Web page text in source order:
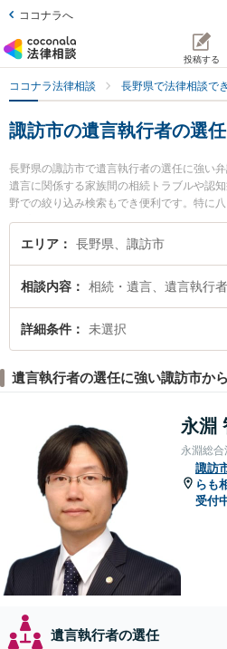
ココナラへ
投稿する
ココナラ法律相談 長野県で法律相談で
諏訪市の遺言執行者の選
長野県の諏訪市で遺言執行者の選任に強い
遺言に関係する家族間の相続トラブルや認
野での絞り込み検索もでき便利です。特に
のプロフィール情報や弁護士費用、強みな
土日や夜間に発生した遺言執行者の選任の
に相談予約したい』などでお困りの相談者
エリア 長野県、諏訪市
相談内容 相続・遺言、遺言執行
詳細条件 未選択
遺言執行者の選任に強い諏訪市か
永淵
永淵総
諏訪
らも
受付
遺言執行者の選任